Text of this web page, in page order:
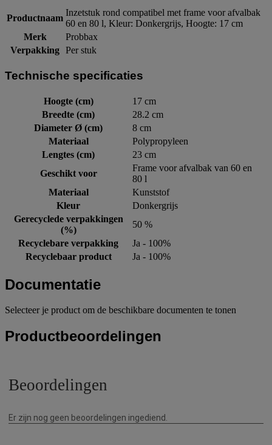
Productnaam
Inzetstuk rond compatibel met frame voor afvalbak
60 en 80 l, Kleur: Donkergrijs, Hoogte: 17 cm
Merk
Probbax
Verpakking Per stuk
Technische specificaties
Hoogte (cm)
17 cm
Breedte (cm)
28.2 cm
Diameter Ø (cm)
8 cm
Materiaal
Polypropyleen
Lengtes (cm)
23 cm
Geschikt voor
Frame voor afvalbak van 60 en
80 l
Materiaal
Kunststof
Kleur
Donkergrijs
Gerecyclede verpakkingen
(%)
50 %
Recyclebare verpakking
Ja - 100%
Recyclebaar product
Ja - 100%
Documentatie
Selecteer je product om de beschikbare documenten te tonen
Productbeoordelingen